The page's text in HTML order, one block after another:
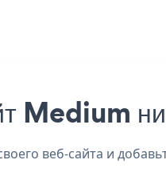
Medium
веб-сайта и